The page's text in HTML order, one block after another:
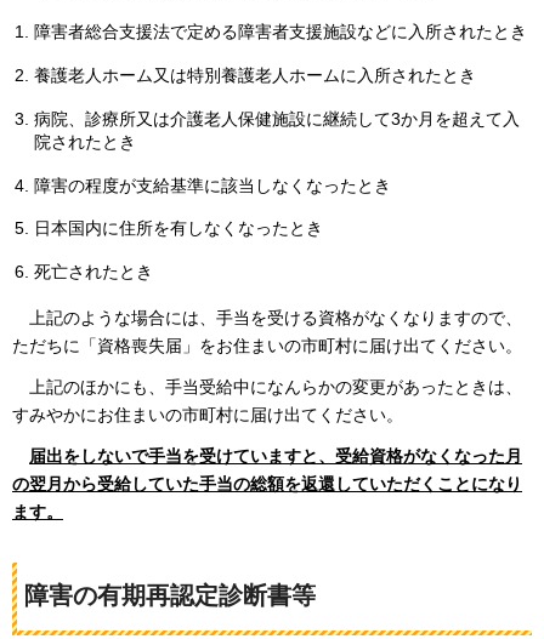
障害者総合支援法で定める障害者支援施設などに入所されたとき
養護老人ホーム又は特別養護老人ホームに入所されたとき
病院、診療所又は介護老人保健施設に継続して3か月を超えて入
院されたとき
障害の程度が支給基準に該当しなくなったとき
日本国内に住所を有しなくなったとき
死亡されたとき
上記のような場合には、手当を受ける資格がなくなりますので、
ただちに「資格喪失届」をお住まいの市町村に届け出てください。
上記のほかにも、手当受給中になんらかの変更があったときは、
すみやかにお住まいの市町村に届け出てください。
届出をしないで手当を受けていますと、受給資格がなくなった月
の翌月から受給していた手当の総額を返還していただくことになり
ます。
障害の有期再認定診断書等